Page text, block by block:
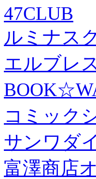
47CLUB
ルミナス
エルブレ
コミック
サンワダ
富澤商店